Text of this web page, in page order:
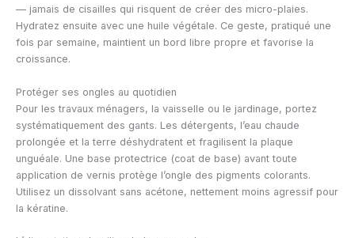
— jamais de cisailles qui risquent de créer des micro-plaies.
Hydratez ensuite avec une huile végétale. Ce geste, pratiqué une
fois par semaine, maintient un bord libre propre et favorise la
croissance.
Protéger ses ongles au quotidien
Pour les travaux ménagers, la vaisselle ou le jardinage, portez
systématiquement des gants. Les détergents, l’eau chaude
prolongée et la terre déshydratent et fragilisent la plaque
unguéale. Une base protectrice (coat de base) avant toute
application de vernis protège l’ongle des pigments colorants.
Utilisez un dissolvant sans acétone, nettement moins agressif pour
la kératine.